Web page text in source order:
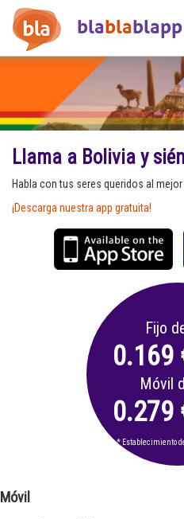
blablablapp
Llama a Bolivia y
Habla con tus seres queridos al
¡Descarga nuestra app gratuita!
Fijo
0.169
Móvil
0.279
* Establecimiento
Móvil